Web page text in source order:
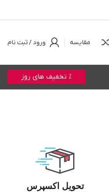
مقایسه ورود / ثبت نام
% تخفیف های روز
تحویل اکسپرس